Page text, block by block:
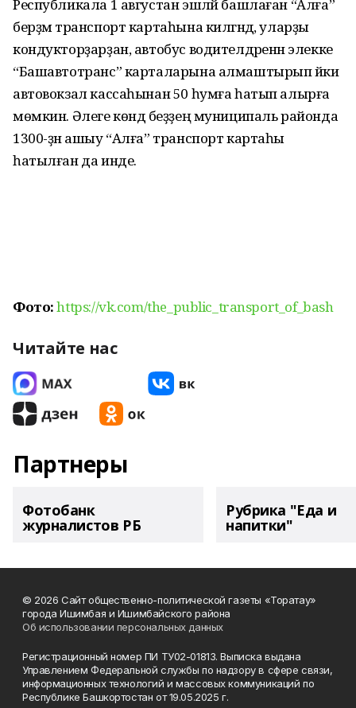
Республикала 1 августан эшләй башлаған “Алға”
берҙәм транспорт картаһына килгәндә, уларҙы
кондукторҙарҙан, автобус водителдәренән элекке
“Башавтотранс” карталарына алмаштырып йәки
автовокзал кассаһынан 50 һумға һатып алырға
мөмкин. Әлеге көндә беҙҙең муниципаль районда
1300-ҙән ашыу “Алға” транспорт картаһы
һатылған да инде.
Фото:https://vk.com/the_public_transport_of_bash
Читайте нас
Партнеры
Фотобанк
журналистов РБ
Рубрика "Еда и
напитки"
© 2026 Сайт общественно-политической газеты «Торатау»
города Ишимбая и Ишимбайского района
Об использовании персональных данных
Регистрационный номер ПИ ТУ02-01813. Выписка выдана
Управлением Федеральной службы по надзору в сфере связи,
информационных технологий и массовых коммуникаций по
Республике Башкортостан от 19.05.2025 г.